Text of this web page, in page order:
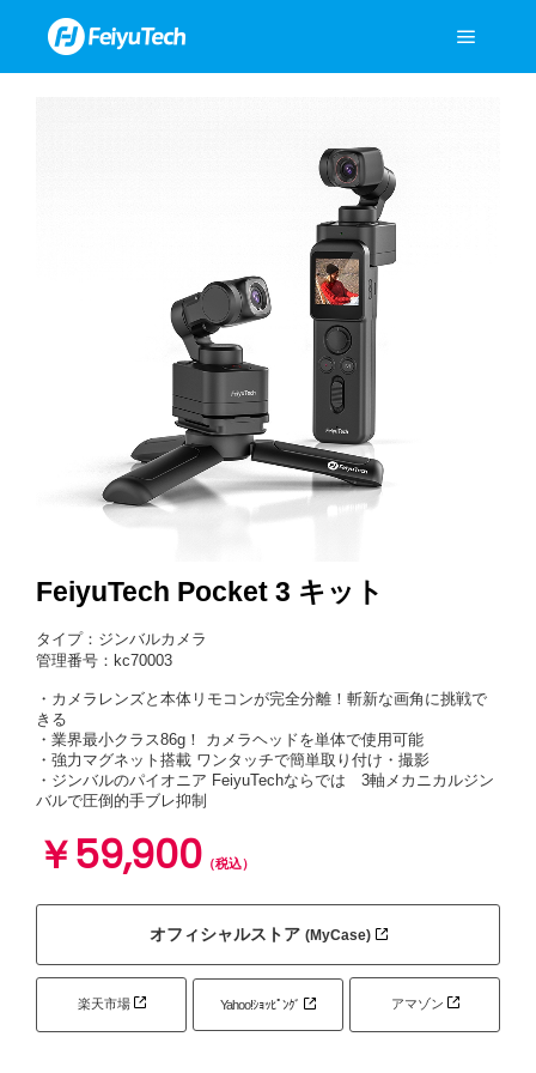
FeiyuTech Pocket 3 キット
タイプ：ジンバルカメラ
管理番号：kc70003
・カメラレンズと本体リモコンが完全分離！斬新な画角に挑戦で
きる
・業界最小クラス86g！ カメラヘッドを単体で使用可能
・強力マグネット搭載 ワンタッチで簡単取り付け・撮影
・ジンバルのパイオニア FeiyuTechならでは 3軸メカニカルジン
バルで圧倒的手ブレ抑制
￥59,900 （税込）
オフィシャルストア (MyCase)
楽天市場 Yahoo!ｼｮｯﾋﾟﾝｸﾞ アマゾン